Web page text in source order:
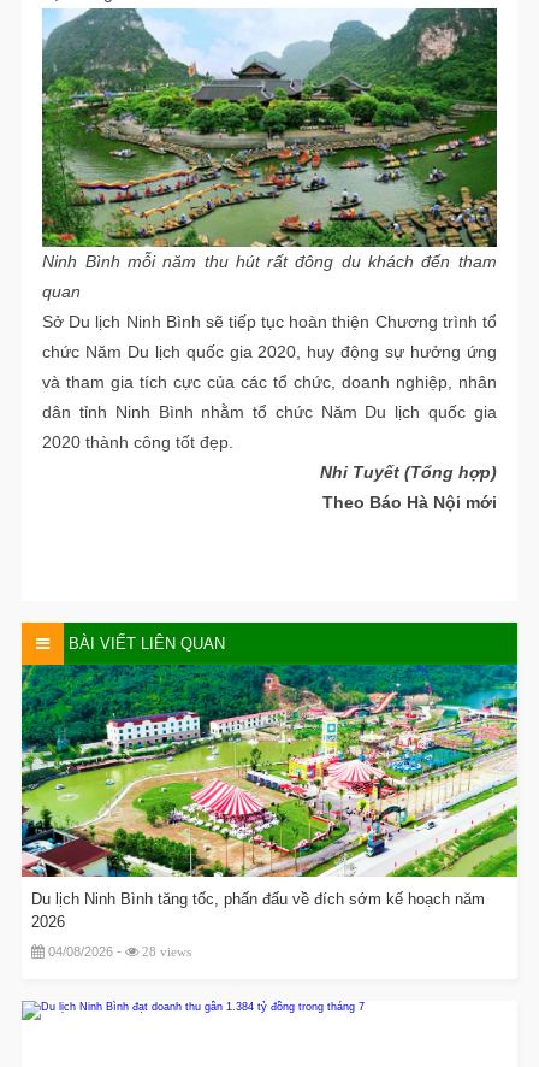
Ninh Bình mỗi năm thu hút rất đông du khách đến tham
quan
Sở Du lịch Ninh Bình sẽ tiếp tục hoàn thiện Chương trình tổ
chức Năm Du lịch quốc gia 2020, huy động sự hưởng ứng
và tham gia tích cực của các tổ chức, doanh nghiệp, nhân
dân tỉnh Ninh Bình nhằm tổ chức Năm Du lịch quốc gia
2020 thành công tốt đẹp.
Nhi Tuyết (Tổng hợp)
Theo Báo Hà Nội mới
BÀI VIẾT LIÊN QUAN
Du lịch Ninh Bình tăng tốc, phấn đấu về đích sớm kế hoạch năm
2026
04/08/2026 - 28 views